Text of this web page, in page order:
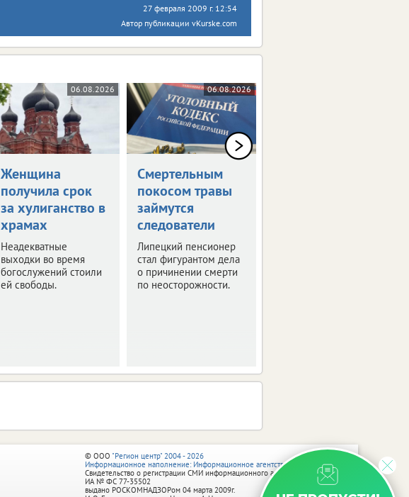
27 февраля 2009 г. 12:54
Автор публикации vKurske.com
06.08.2026
Женщина
получила срок
за хулиганство в
храмах
Неадекватные
выходки во время
богослужений стоили
ей свободы.
06.08.2026
Смертельным
покосом травы
займутся
следователи
Липецкий пенсионер
стал фигурантом дела
о причинении смерти
по неосторожности.
© ООО "Регион центр" 2004 - 2026
Информационное наполнение: Информационное агентство vRossii.ru
Свидетельство о регистрации СМИ информационного агентства vRossii.ru
ИА № ФС 77‑35502
выдано РОСКОМНАДЗОРом 04 марта 2009г.